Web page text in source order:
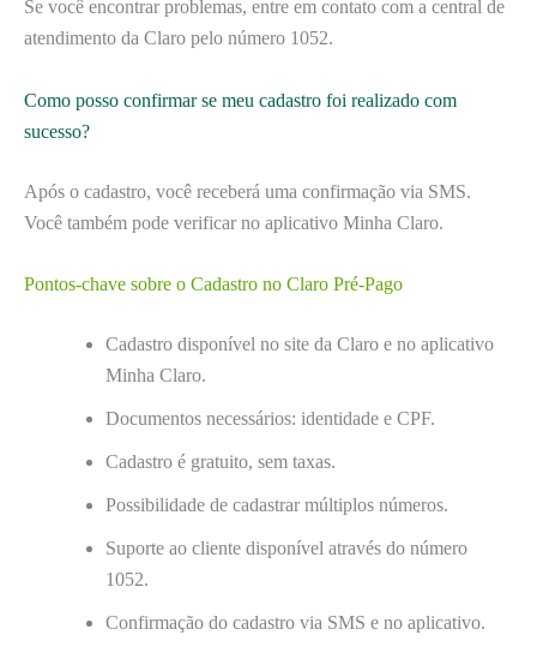
Se você encontrar problemas, entre em contato com a central de
atendimento da Claro pelo número 1052.
Como posso confirmar se meu cadastro foi realizado com
sucesso?
Após o cadastro, você receberá uma confirmação via SMS.
Você também pode verificar no aplicativo Minha Claro.
Pontos-chave sobre o Cadastro no Claro Pré-Pago
Cadastro disponível no site da Claro e no aplicativo
Minha Claro.
Documentos necessários: identidade e CPF.
Cadastro é gratuito, sem taxas.
Possibilidade de cadastrar múltiplos números.
Suporte ao cliente disponível através do número
1052.
Confirmação do cadastro via SMS e no aplicativo.